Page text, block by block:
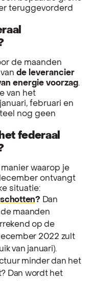
teruggevorderd
de maanden
de leverancier
energie voorzag.
van het
februari en
nog geen
federaal
waarop je
ontvangt
situatie:
? Dan
maanden
op de
2022 zult
van januari).
minder dan het
Dan wordt het